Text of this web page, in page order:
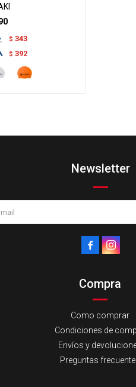
$ 343
$ 392
Compra
Como comprar
Condiciones de
Envíos y
Preguntas
Newsletter
 